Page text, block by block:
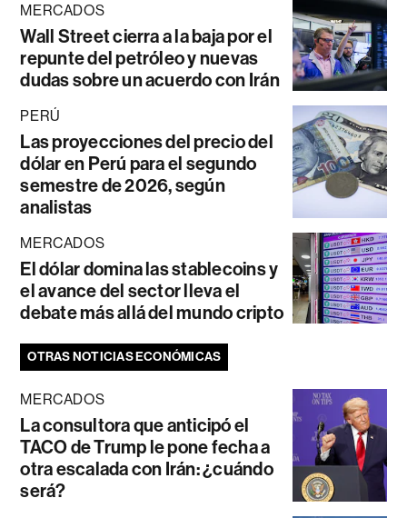
MERCADOS
Wall Street cierra a la baja por el
repunte del petróleo y nuevas
dudas sobre un acuerdo con Irán
PERÚ
Las proyecciones del precio del
dólar en Perú para el segundo
semestre de 2026, según
analistas
MERCADOS
El dólar domina las stablecoins y
el avance del sector lleva el
debate más allá del mundo cripto
OTRAS NOTICIAS ECONÓMICAS
MERCADOS
La consultora que anticipó el
TACO de Trump le pone fecha a
otra escalada con Irán: ¿cuándo
será?